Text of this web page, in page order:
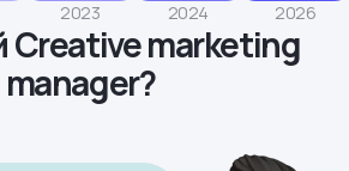
2023 2024 2026
Creative marketing
manager?